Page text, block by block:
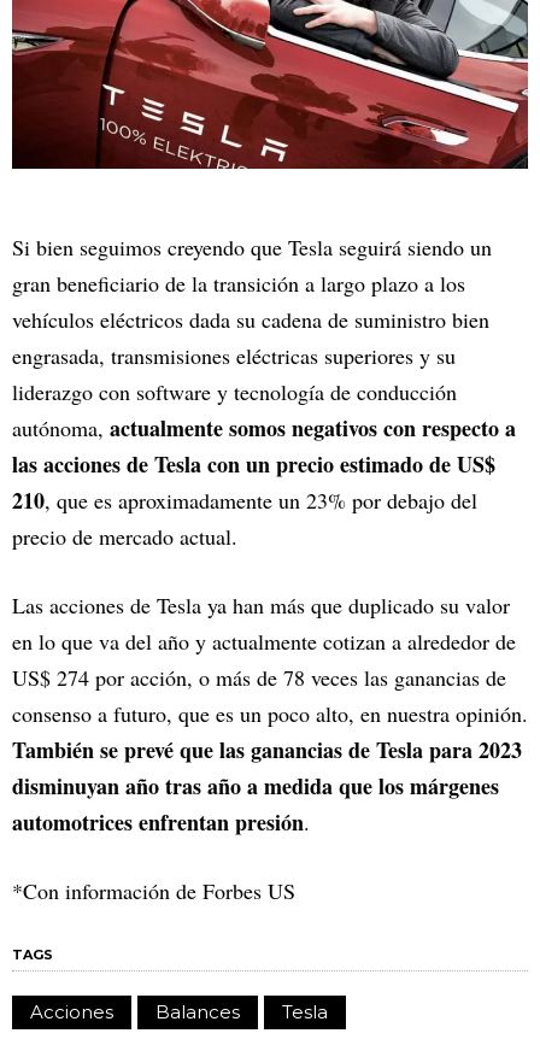
Si bien seguimos creyendo que Tesla seguirá siendo un
gran beneficiario de la transición a largo plazo a los
vehículos eléctricos dada su cadena de suministro bien
engrasada, transmisiones eléctricas superiores y su
liderazgo con software y tecnología de conducción
autónoma, actualmente somos negativos con respecto a
las acciones de Tesla con un precio estimado de US$
210, que es aproximadamente un 23% por debajo del
precio de mercado actual.
Las acciones de Tesla ya han más que duplicado su valor
en lo que va del año y actualmente cotizan a alrededor de
US$ 274 por acción, o más de 78 veces las ganancias de
consenso a futuro, que es un poco alto, en nuestra opinión.
También se prevé que las ganancias de Tesla para 2023
disminuyan año tras año a medida que los márgenes
automotrices enfrentan presión.
*Con información de Forbes US
TAGS
Acciones Balances Tesla